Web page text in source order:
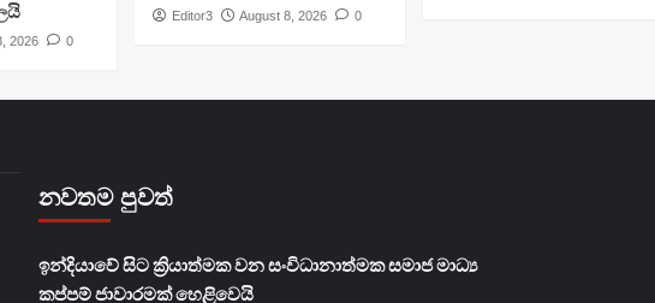
2026 0
Editor3 August 8, 2026 0
නවතම පුවත්
​ඉන්දියාවේ සිට ක්‍රියාත්මක වන සංවිධානාත්මක සමාජ මාධ්‍ය
කප්පම් ජාවාරමක් හෙළිවෙයි